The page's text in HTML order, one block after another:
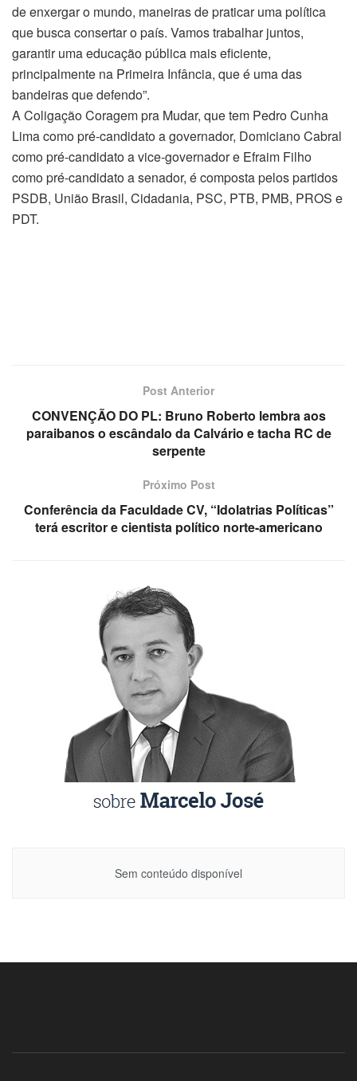
de enxergar o mundo, maneiras de praticar uma política
que busca consertar o país. Vamos trabalhar juntos,
garantir uma educação pública mais eficiente,
principalmente na Primeira Infância, que é uma das
bandeiras que defendo”.
A Coligação Coragem pra Mudar, que tem Pedro Cunha
Lima como pré-candidato a governador, Domiciano Cabral
como pré-candidato a vice-governador e Efraim Filho
como pré-candidato a senador, é composta pelos partidos
PSDB, União Brasil, Cidadania, PSC, PTB, PMB, PROS e
PDT.
Post Anterior
CONVENÇÃO DO PL: Bruno Roberto lembra aos
paraibanos o escândalo da Calvário e tacha RC de
serpente
Próximo Post
Conferência da Faculdade CV, “Idolatrias Políticas”
terá escritor e cientista político norte-americano
Sem conteúdo disponível